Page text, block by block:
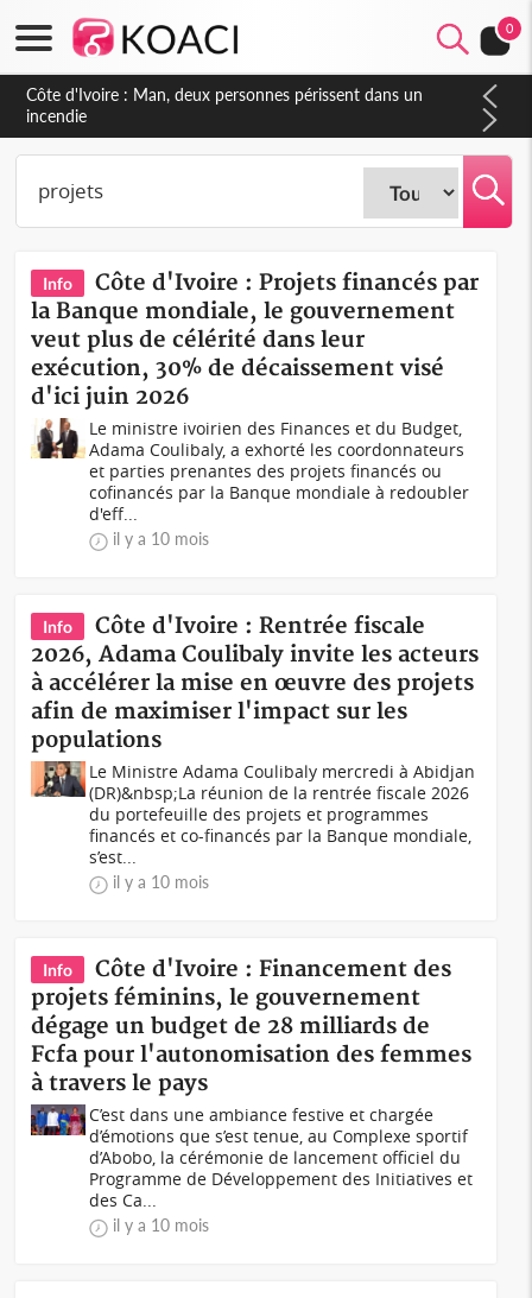
0
Côte d'Ivoire : Séileu, la célébration de la fête nationale
transformée en vaste campagne contre les produits
dépigmentants dangereux
Info
Côte d'Ivoire : Projets financés par
la Banque mondiale, le gouvernement
veut plus de célérité dans leur
exécution, 30% de décaissement visé
d'ici juin 2026
Le ministre ivoirien des Finances et du Budget,
Adama Coulibaly, a exhorté les coordonnateurs
et parties prenantes des projets financés ou
cofinancés par la Banque mondiale à redoubler
d'eff...
il y a 10 mois
Info
Côte d'Ivoire : Rentrée fiscale
2026, Adama Coulibaly invite les acteurs
à accélérer la mise en œuvre des projets
afin de maximiser l'impact sur les
populations
Le Ministre Adama Coulibaly mercredi à Abidjan
(DR)&nbsp;La réunion de la rentrée fiscale 2026
du portefeuille des projets et programmes
financés et co-financés par la Banque mondiale,
s’est...
il y a 10 mois
Info
Côte d'Ivoire : Financement des
projets féminins, le gouvernement
dégage un budget de 28 milliards de
Fcfa pour l'autonomisation des femmes
à travers le pays
C’est dans une ambiance festive et chargée
d’émotions que s’est tenue, au Complexe sportif
d’Abobo, la cérémonie de lancement officiel du
Programme de Développement des Initiatives et
des Ca...
il y a 10 mois